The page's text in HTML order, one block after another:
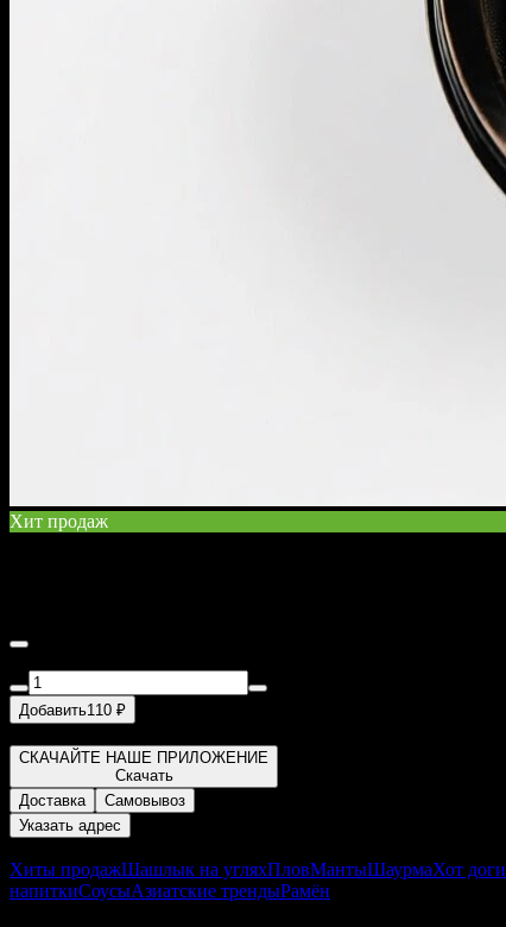
Хит продаж
Добавить110 ₽
СКАЧАЙТЕ НАШЕ ПРИЛОЖЕНИЕ
Скачать
Доставка
Самовывоз
Указать адрес
Хиты продажШашлык на угляхПловМантыШаурмаХот доги
напиткиСоусыАзиатские трендыРамён